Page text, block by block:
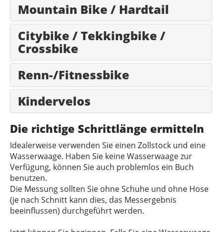
Mountain Bike / Hardtail
Citybike / Tekkingbike /
Crossbike
Renn-/Fitnessbike
Kindervelos
Die richtige Schrittlänge ermitteln
Idealerweise verwenden Sie einen Zollstock und eine
Wasserwaage. Haben Sie keine Wasserwaage zur
Verfügung, können Sie auch problemlos ein Buch
benutzen.
Die Messung sollten Sie ohne Schuhe und ohne Hose
(je nach Schnitt kann dies, das Messergebnis
beeinflussen) durchgeführt werden.